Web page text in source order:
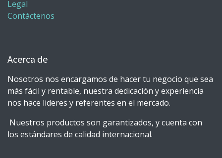
Legal
Contáctenos
Acerca de
Nosotros nos encargamos de hacer tu negocio que sea
más fácil y rentable, nuestra dedicación y experiencia
nos hace lideres y referentes en el mercado.
Nuestros productos son garantizados, y cuenta con
los estándares de calidad internacional.